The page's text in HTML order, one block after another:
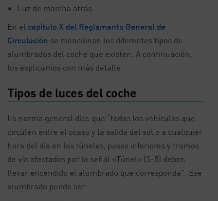
Luz de marcha atrás.
En el capítulo X del Reglamento General de
Circulación se mencionan los diferentes tipos de
alumbrados del coche que existen. A continuación,
los explicamos con más detalle.
Tipos de luces del coche
La norma general dice que “todos los vehículos que
circulen entre el ocaso y la salida del sol o a cualquier
hora del día en los túneles, pasos inferiores y tramos
de vía afectados por la señal «Túnel» (S-5) deben
llevar encendido el alumbrado que corresponda”. Ese
alumbrado puede ser: